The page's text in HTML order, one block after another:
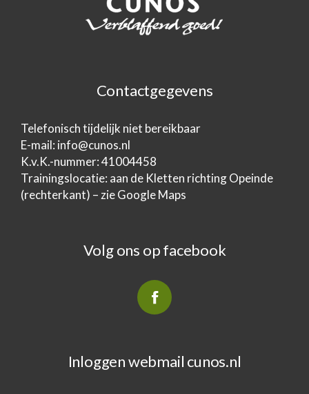
Contactgegevens
Telefonisch tijdelijk niet bereikbaar
E-mail: info@cunos.nl
K.v.K.-nummer: 41004458
Trainingslocatie: aan de Kletten richting Opeinde
(rechterkant) – zie Google Maps
Volg ons op facebook
Inloggen webmail cunos.nl